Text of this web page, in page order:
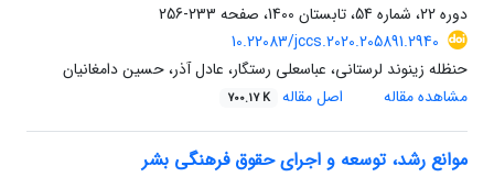
دوره 22، شماره 54، تابستان 1400، صفحه
233-256
10.22083/jccs.2020.205891.2940
حنظله زینوند لرستانی، عباسعلی رستگار، عادل آذر، حسین دامغانیان
مشاهده مقاله
اصل مقاله 700.17 K
موانع رشد، توسعه و اجرای حقوق فرهنگی بشر